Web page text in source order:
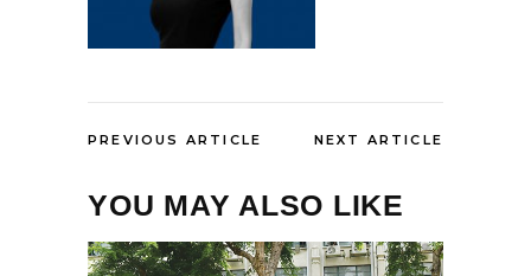
PREVIOUS ARTICLE NEXT ARTICLE
YOU MAY ALSO LIKE